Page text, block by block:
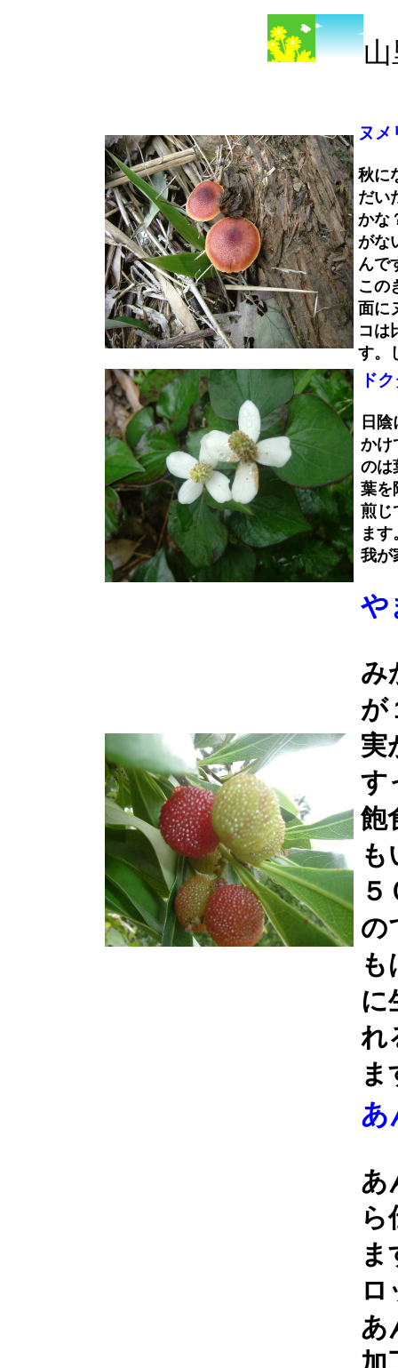
山
ヌ
秋に
だい
かな
がな
んで
この
面に
コは
す。
ド
日
かけ
のは
葉を
煎じ
ます
我が
や
み
が
実
す
飽
も
の
も
に
れ
ま
あ
あ
ら
ま
ロ
あ